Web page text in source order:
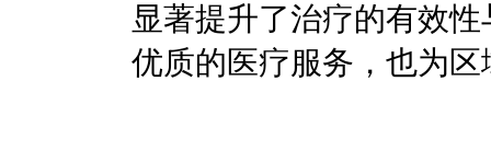
显著提升了治疗的有效
优质的医疗服务，也为